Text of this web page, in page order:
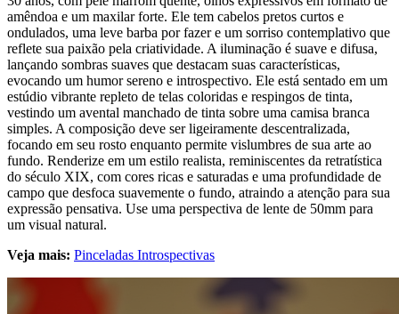
amêndoa e um maxilar forte. Ele tem cabelos pretos curtos e
ondulados, uma leve barba por fazer e um sorriso contemplativo que
reflete sua paixão pela criatividade. A iluminação é suave e difusa,
lançando sombras suaves que destacam suas características,
evocando um humor sereno e introspectivo. Ele está sentado em um
estúdio vibrante repleto de telas coloridas e respingos de tinta,
vestindo um avental manchado de tinta sobre uma camisa branca
simples. A composição deve ser ligeiramente descentralizada,
focando em seu rosto enquanto permite vislumbres de sua arte ao
fundo. Renderize em um estilo realista, reminiscentes da retratística
do século XIX, com cores ricas e saturadas e uma profundidade de
campo que desfoca suavemente o fundo, atraindo a atenção para sua
expressão pensativa. Use uma perspectiva de lente de 50mm para
um visual natural.
Veja mais: Pinceladas Introspectivas